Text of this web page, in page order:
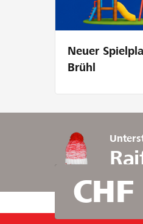
Neuer
Brühl